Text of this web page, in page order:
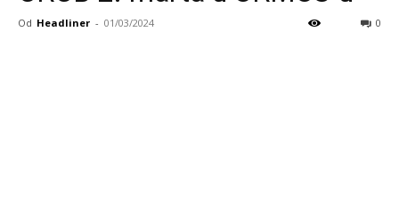
Od Headliner - 01/03/2024 0